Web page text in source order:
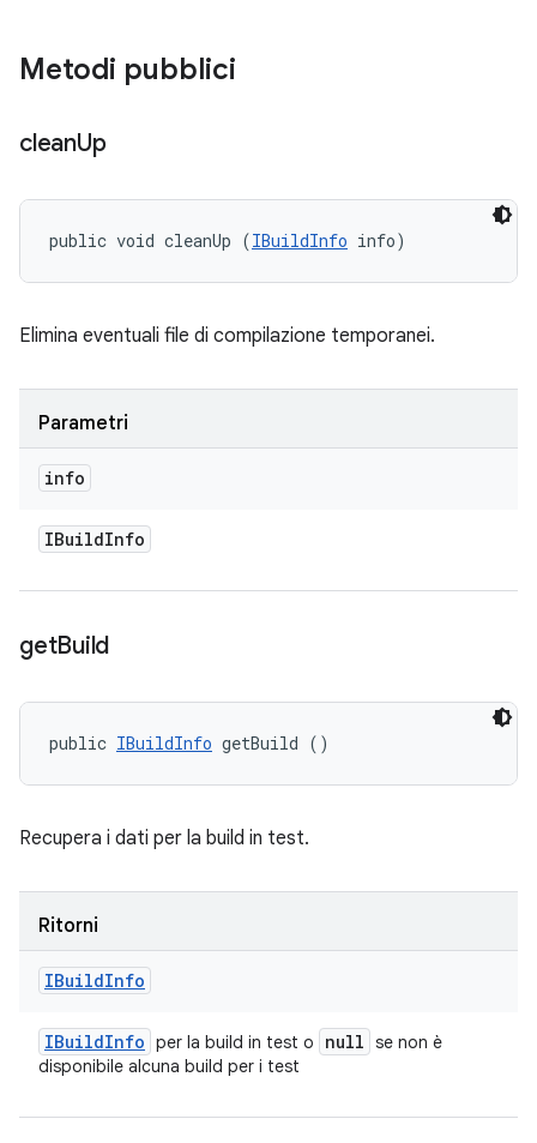
Metodi pubblici
cleanUp
public void cleanUp (IBuildInfo info)
Elimina eventuali file di compilazione temporanei.
Parametri
info
IBuildInfo
getBuild
public IBuildInfo getBuild ()
Recupera i dati per la build in test.
Ritorni
IBuildInfo
IBuildInfo per la build in test o null se non è
disponibile alcuna build per i test